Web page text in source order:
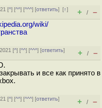
[^] [^^] [^^^] [ответить][↑]
+ / –
wiki/
[^] [^^] [^^^] [ответить]
+ / –
и все как принято в
[^] [^^] [^^^] [ответить]
+ / –